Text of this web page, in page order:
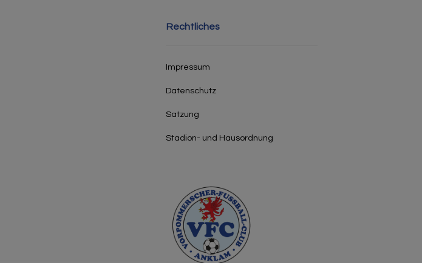
Rechtliches
Impressum
Datenschutz
Satzung
Stadion- und Hausordnung